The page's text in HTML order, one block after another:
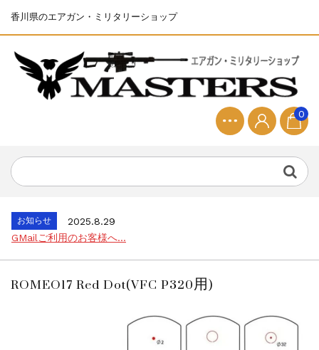
香川県のエアガン・ミリタリーショップ
0
S&T SKS-45 調整...
お知らせ
2025.11.27
お知らせ
2025.8.29
GMailご利用のお客様へ...
お知らせ
2026.8.4
ROMEO17 Red Dot(VFC P320用)